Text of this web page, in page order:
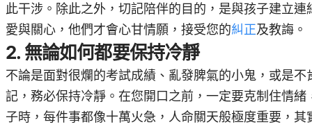
此干涉。除此之外，切記陪伴的目的，是與孩子建立
愛與關心，他們才會心甘情願，接受您的糾正及教誨。
2. 無論如何都要保持冷靜
不論是面對很爛的考試成績 、 亂發脾氣的小鬼，或是
記，務必保持冷靜。在您開口之前，一定要克制住情
子時，每件事都像十萬火急，人命關天般極度重要，